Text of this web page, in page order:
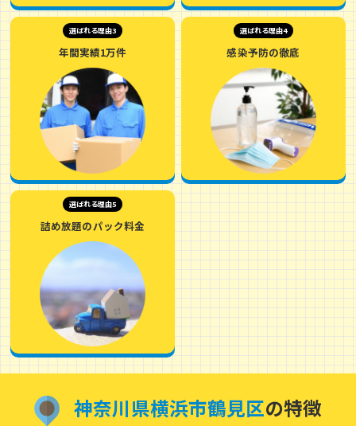
選ばれる理由3
年間実績1万件
選ばれる理由4
感染予防の徹底
選ばれる理由5
詰め放題のパック料金
神奈川県横浜市鶴見区の特徴